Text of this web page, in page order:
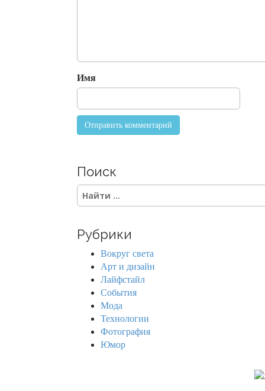
n
Имя
Поиск
S
e
c
Рубрики
Вокруг света
Арт и дизайн
Лайфстайл
События
Мода
Технологии
Фотография
Юмор